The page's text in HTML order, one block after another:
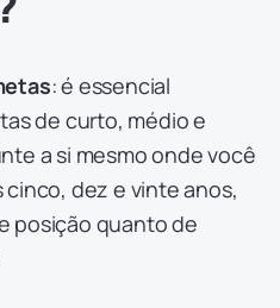
: é essencial
de curto, médio e
a si mesmo onde você
cinco, dez e vinte anos,
posição quanto de